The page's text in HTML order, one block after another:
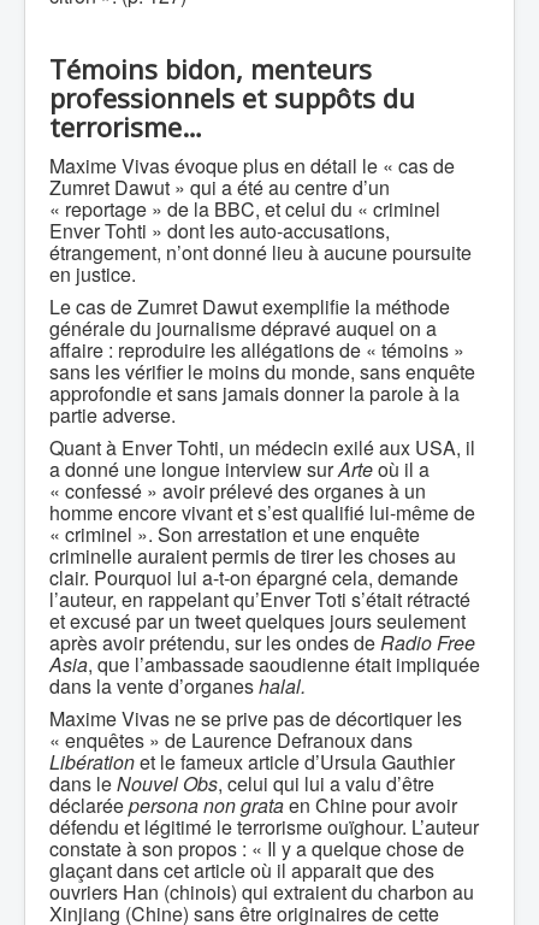
Témoins bidon, menteurs
professionnels et suppôts du
terrorisme…
Maxime Vivas évoque plus en détail le « cas de
Zumret Dawut » qui a été au centre d’un
« reportage » de la BBC, et celui du « criminel
Enver Tohti » dont les auto-accusations,
étrangement, n’ont donné lieu à aucune poursuite
en justice.
Le cas de Zumret Dawut exemplifie la méthode
générale du journalisme dépravé auquel on a
affaire : reproduire les allégations de « témoins »
sans les vérifier le moins du monde, sans enquête
approfondie et sans jamais donner la parole à la
partie adverse.
Quant à Enver Tohti, un médecin exilé aux USA, il
a donné une longue interview surArteoù il a
« confessé » avoir prélevé des organes à un
homme encore vivant et s’est qualifié lui-même de
« criminel ». Son arrestation et une enquête
criminelle auraient permis de tirer les choses au
clair. Pourquoi lui a-t-on épargné cela, demande
l’auteur, en rappelant qu’Enver Toti s’était rétracté
et excusé par un tweet quelques jours seulement
après avoir prétendu, sur les ondes deRadio Free
Asia, que l’ambassade saoudienne était impliquée
dans la vente d’organeshalal.
Maxime Vivas ne se prive pas de décortiquer les
« enquêtes » de Laurence Defranoux dans
Libérationet le fameux article d’Ursula Gauthier
dans leNouvel Obs, celui qui lui a valu d’être
déclaréepersona non grataen Chine pour avoir
défendu et légitimé le terrorisme ouïghour. L’auteur
constate à son propos : « Il y a quelque chose de
glaçant dans cet article où il apparait que des
ouvriers Han (chinois) qui extraient du charbon au
Xinjiang (Chine) sans être originaires de cette